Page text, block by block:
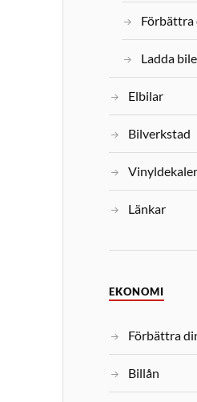
Förbättra
Ladda
Elbilar
Bilverkstad
Länkar
EKONOMI
Förbättra
Billån